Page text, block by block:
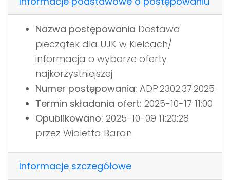
Nazwa postępowania Dostawa
pieczątek dla UJK w Kielcach/
informacja o wyborze oferty
najkorzystniejszej
Numer postępowania: ADP.2302.37.2025
Termin składania ofert: 2025-10-17 11:00
Opublikowano: 2025-10-09 11:20:28
przez Wioletta Baran
Informacje szczegółowe